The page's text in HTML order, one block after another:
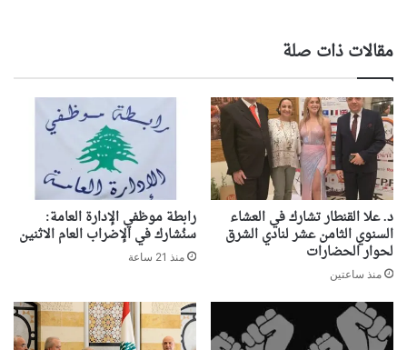
مقالات ذات صلة
د. علا القنطار تشارك في العشاء
السنوي الثامن عشر لنادي الشرق
لحوار الحضارات
منذ ساعتين
رابطة موظفي الإدارة العامة:
سنُشارك في الإضراب العام الاثنين
منذ 21 ساعة